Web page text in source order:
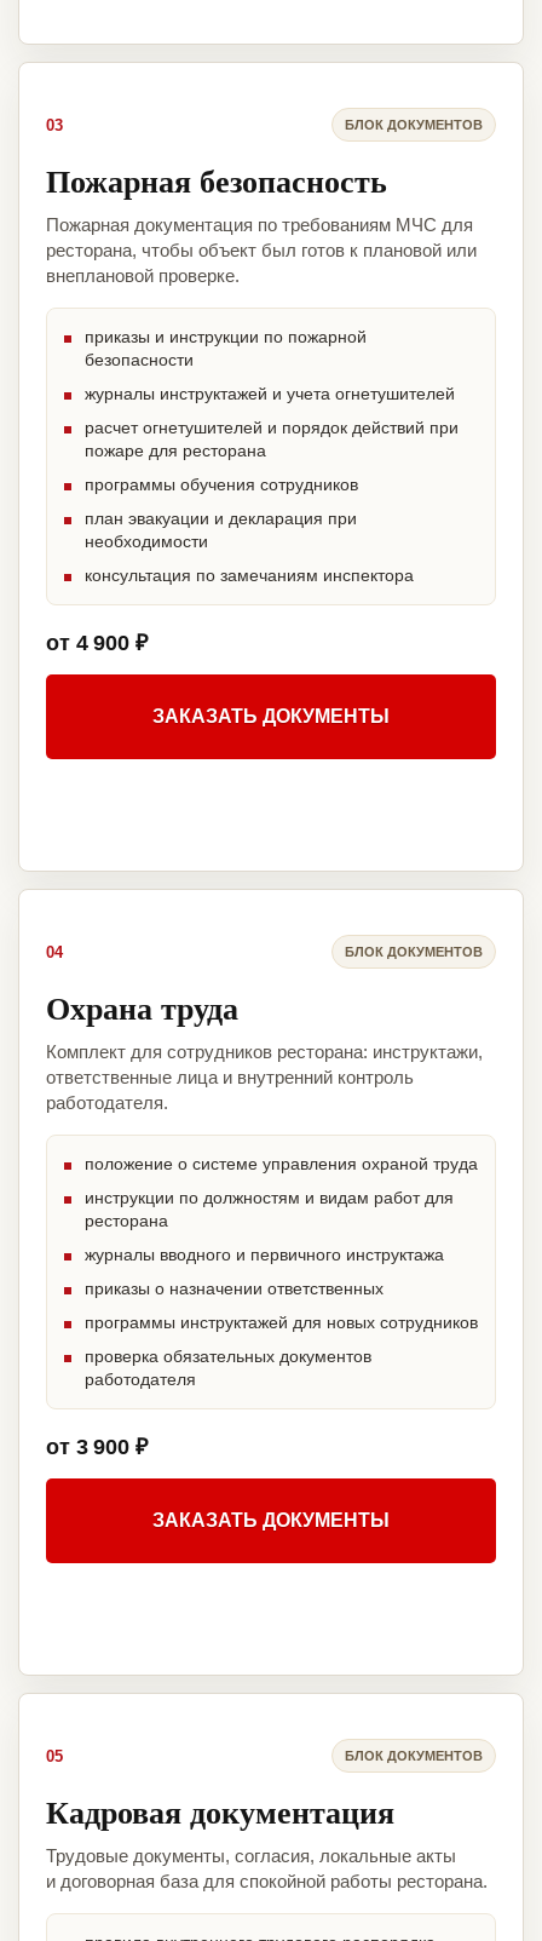
03 БЛОК ДОКУМЕНТОВ
Пожарная безопасность
Пожарная документация по требованиям МЧС для
ресторана, чтобы объект был готов к плановой или
внеплановой проверке.
приказы и инструкции по пожарной
безопасности
журналы инструктажей и учета огнетушителей
расчет огнетушителей и порядок действий при
пожаре для ресторана
программы обучения сотрудников
план эвакуации и декларация при
необходимости
консультация по замечаниям инспектора
от 4 900 ₽
ЗАКАЗАТЬ ДОКУМЕНТЫ
04 БЛОК ДОКУМЕНТОВ
Охрана труда
Комплект для сотрудников ресторана: инструктажи,
ответственные лица и внутренний контроль
работодателя.
положение о системе управления охраной труда
инструкции по должностям и видам работ для
ресторана
журналы вводного и первичного инструктажа
приказы о назначении ответственных
программы инструктажей для новых сотрудников
проверка обязательных документов
работодателя
от 3 900 ₽
ЗАКАЗАТЬ ДОКУМЕНТЫ
05 БЛОК ДОКУМЕНТОВ
Кадровая документация
Трудовые документы, согласия, локальные акты
и договорная база для спокойной работы ресторана.